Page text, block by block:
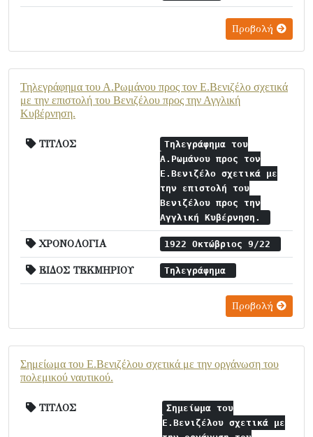
Προβολή
Τηλεγράφημα του Α.Ρωμάνου προς τον Ε.Βενιζέλο σχετικά
με την επιστολή του Βενιζέλου προς την Αγγλική
Κυβέρνηση.
ΤΙΤΛΟΣ
Τηλεγράφημα του
Α.Ρωμάνου προς τον
Ε.Βενιζέλο σχετικά με
την επιστολή του
Βενιζέλου προς την
Αγγλική Κυβέρνηση.
ΧΡΟΝΟΛΟΓΙΑ 1922 Οκτώβριος 9/22
ΕΙΔΟΣ ΤΕΚΜΗΡΙΟΥ Τηλεγράφημα
Προβολή
Σημείωμα του Ε.Βενιζέλου σχετικά με την οργάνωση του
πολεμικού ναυτικού.
ΤΙΤΛΟΣ
Σημείωμα του
Ε.Βενιζέλου σχετικά με